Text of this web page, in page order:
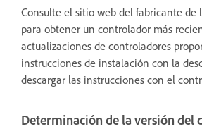
Consulte el sitio web del fabricante de
para obtener un controlador más
actualizaciones de controladores
instrucciones de instalación con la
descargar las instrucciones con el
Determinación de la versión del